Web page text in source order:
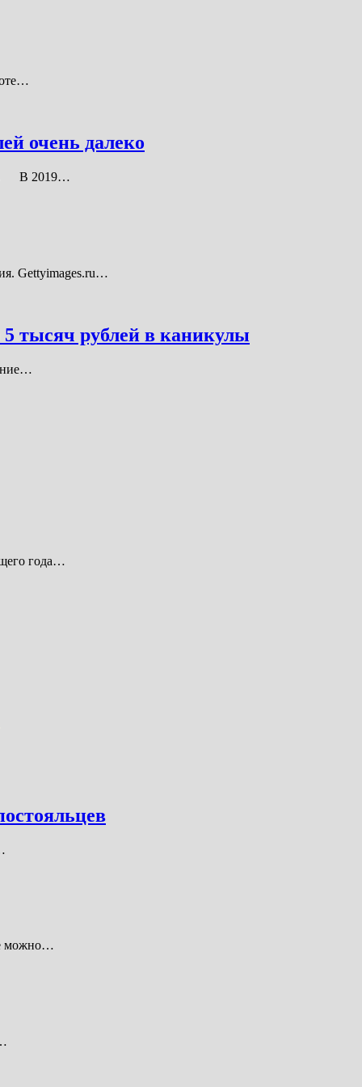
очень далеко
В 2019…
Gettyimages.ru…
5 тысяч рублей в каникулы
года…
можно…